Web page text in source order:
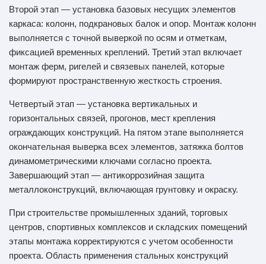
Второй этап — установка базовых несущих элементов
каркаса: колонн, подкрановых балок и опор. Монтаж колонн
выполняется с точной выверкой по осям и отметкам,
фиксацией временных креплений. Третий этап включает
монтаж ферм, ригелей и связевых панелей, которые
формируют пространственную жесткость строения.
Четвертый этап — установка вертикальных и
горизонтальных связей, прогонов, мест крепления
ограждающих конструкций. На пятом этапе выполняется
окончательная выверка всех элементов, затяжка болтов
динамометрическими ключами согласно проекта.
Завершающий этап — антикоррозийная защита
металлоконструкций, включающая грунтовку и окраску.
При строительстве промышленных зданий, торговых
центров, спортивных комплексов и складских помещений
этапы монтажа корректируются с учетом особенности
проекта. Область применения стальных конструкций